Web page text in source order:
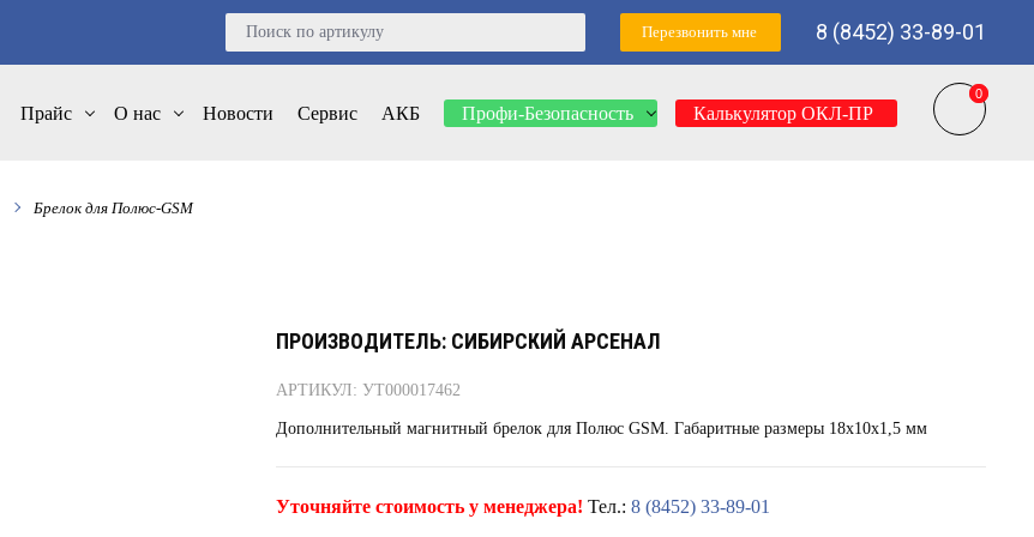
Перезвонить мне 8 (8452) 33-89-01
0
0
Прайс О нас Новости Сервис АКБ Профи-Безопасность Калькулятор ОКЛ-ПР
Брелок для Полюс-GSM
ПРОИЗВОДИТЕЛЬ: СИБИРСКИЙ АРСЕНАЛ
АРТИКУЛ: УТ000017462
Дополнительный магнитный брелок для Полюс GSM. Габаритные размеры 18x10x1,5 мм
Уточняйте стоимость у менеджера! Тел.: 8 (8452) 33-89-01